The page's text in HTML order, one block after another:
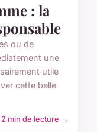
: la
ou de
une
utile
cette belle
2 min de lecture →